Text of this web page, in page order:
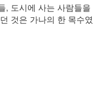
, 도시에 사는 사람들을
것은 가나의 한 목수였